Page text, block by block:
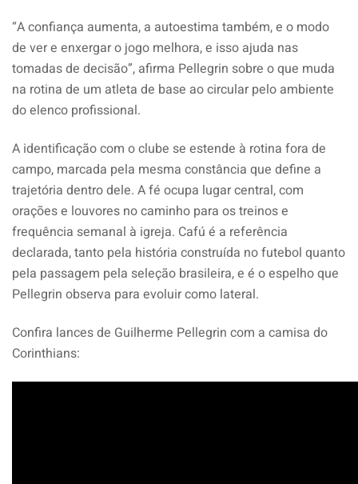
“A confiança aumenta, a autoestima também, e o modo
de ver e enxergar o jogo melhora, e isso ajuda nas
tomadas de decisão”, afirma Pellegrin sobre o que muda
na rotina de um atleta de base ao circular pelo ambiente
do elenco profissional.
A identificação com o clube se estende à rotina fora de
campo, marcada pela mesma constância que define a
trajetória dentro dele. A fé ocupa lugar central, com
orações e louvores no caminho para os treinos e
frequência semanal à igreja. Cafú é a referência
declarada, tanto pela história construída no futebol quanto
pela passagem pela seleção brasileira, e é o espelho que
Pellegrin observa para evoluir como lateral.
Confira lances de Guilherme Pellegrin com a camisa do
Corinthians: